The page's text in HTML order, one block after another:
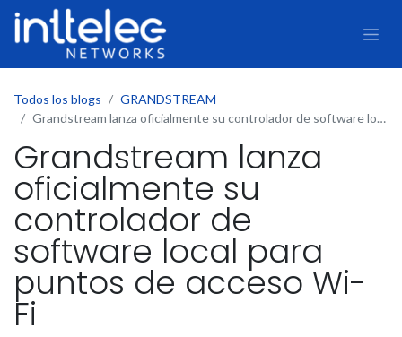
Todos los blogs
GRANDSTREAM
Grandstream lanza oficialmente su controlador de software local para puntos de acceso Wi-Fi
Grandstream lanza
oficialmente su
controlador de
software local para
puntos de acceso Wi-
Fi